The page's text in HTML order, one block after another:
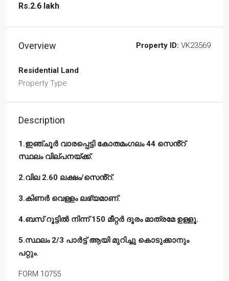
Rs.2.6 lakh
Overview Property ID: VK23569
Residential Land
Property Type
Description
1.ഇഞ്ചൂർ വാരപ്പെട്ടി കോതമംഗലം 44 സെൻ്റ്
സ്ഥലം വില്പനയ്ക്ക്.
2.വില 2.60 ലക്ഷം/സെൻ്റ്.
3.കിണർ വെള്ളം ലഭ്യമാണ്.
4.ബസ് റൂട്ടിൽ നിന്ന് 150 മീറ്റർ ദൂരം മാത്രമേ ഉള്ളൂ.
5.സ്ഥലം 2/3 പാർട്ട്‌ ആയി മുറിച്ചു കൊടുക്കാനും
പറ്റും.
FORM 10755